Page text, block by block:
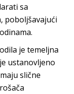
sa
poboljšavajući
je temeljna
ustanovljeno
slične